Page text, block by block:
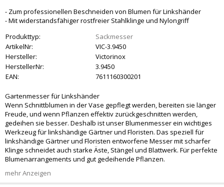
- Zum professionellen Beschneiden von Blumen für Linkshänder
- Mit widerstandsfähiger rostfreier Stahlklinge und Nylongriff
Produkttyp:
Sackmesser
ArtikelNr:
VIC-3.9450
Hersteller:
Victorinox
HerstellerNr:
3.9450
EAN:
7611160300201
Gartenmesser für Linkshänder
Wenn Schnittblumen in der Vase gepflegt werden, bereiten sie länger
Freude, und wenn Pflanzen effektiv zurückgeschnitten werden,
gedeihen sie besser. Deshalb ist unser Blumenmesser ein wichtiges
Werkzeug für linkshändige Gärtner und Floristen. Das speziell für
linkshändige Gärtner und Floristen entworfene Messer mit scharfer
Klinge schneidet auch starke Äste, Stängel und Blattwerk. Für perfekte
Blumenarrangements und gut gedeihende Pflanzen.
mehr Anzeigen